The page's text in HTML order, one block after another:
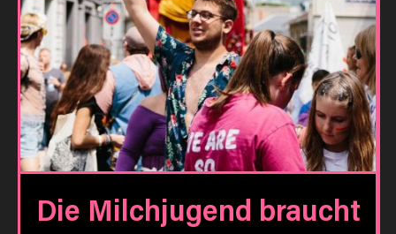
Die Milchjugend braucht